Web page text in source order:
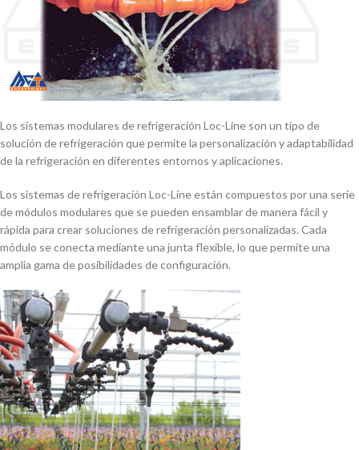
Los sistemas modulares de refrigeración Loc-Line son un tipo de
solución de refrigeración que permite la personalización y adaptabilidad
de la refrigeración en diferentes entornos y aplicaciones.
Los sistemas de refrigeración Loc-Line están compuestos por una serie
de módulos modulares que se pueden ensamblar de manera fácil y
rápida para crear soluciones de refrigeración personalizadas. Cada
módulo se conecta mediante una junta flexible, lo que permite una
amplia gama de posibilidades de configuración.